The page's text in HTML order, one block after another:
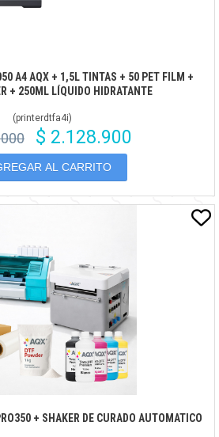
A4 AQX + 1,5L TINTAS + 50 PET FILM +
+ 250ML LÍQUIDO HIDRATANTE
(printerdtfa4i)
$ 2.128.900
AL CARRITO
+ SHAKER DE CURADO AUTOMATICO